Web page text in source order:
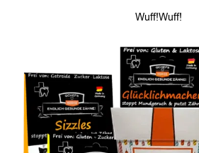
Wuff!Wuff!